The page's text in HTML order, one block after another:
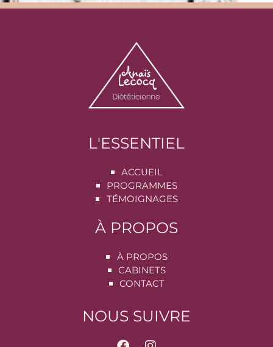
L'ESSENTIEL
ACCUEIL
PROGRAMMES
TÉMOIGNAGES
À PROPOS
À PROPOS
CABINETS
CONTACT
NOUS SUIVRE